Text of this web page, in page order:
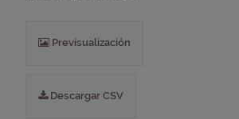
Previsualización
Descargar CSV